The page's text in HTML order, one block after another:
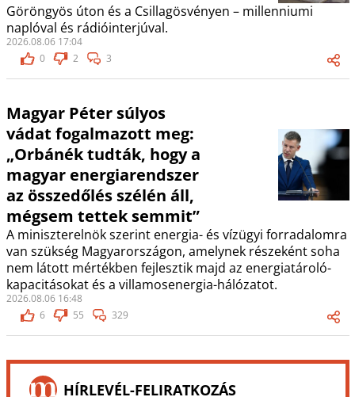
Göröngyös úton és a Csillagösvényen – millenniumi
naplóval és rádióinterjúval.
2026.08.06 17:04
0
2 3
Magyar Péter súlyos
vádat fogalmazott meg:
„Orbánék tudták, hogy a
magyar energiarendszer
az összedőlés szélén áll,
mégsem tettek semmit”
A miniszterelnök szerint energia- és vízügyi forradalomra
van szükség Magyarországon, amelynek részeként soha
nem látott mértékben fejlesztik majd az energiatároló-
kapacitásokat és a villamosenergia-hálózatot.
2026.08.06 16:48
6
55 329
HÍRLEVÉL-FELIRATKOZÁS